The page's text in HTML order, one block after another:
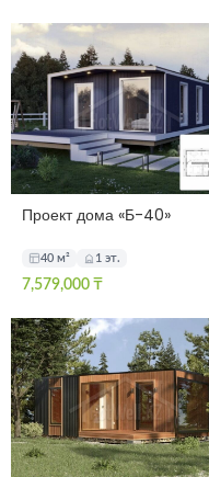
Проект дома «Б-40»
40 м² 1 эт.
7,579,000 ₸